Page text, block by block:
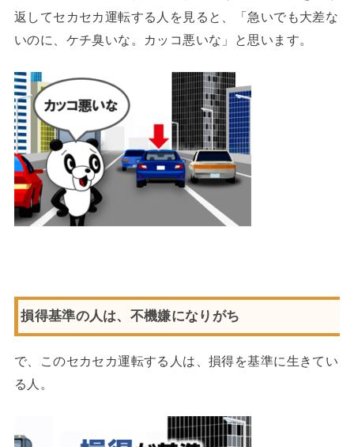
返してセカセカ運転する人を見ると、「急いでも大差な
いのに、ケチ臭いな。カッコ悪いな」と思います。
損得基準の人は、不機嫌になりがち
で、このセカセカ運転する人は、損得を基準に生きてい
る人。